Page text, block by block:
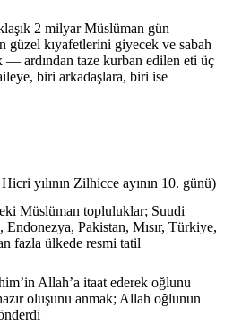
2 milyar Müslüman gün
güzel kıyafetlerini giyecek ve sabah
— ardından taze kurban edilen eti üç
biri arkadaşlara, biri ise
yılının Zilhicce ayının 10. günü)
Müslüman topluluklar; Suudi
Pakistan, Mısır, Türkiye,
fazla ülkede resmi tatil
Allah’a itaat ederek oğlunu
oluşunu anmak; Allah oğlunun